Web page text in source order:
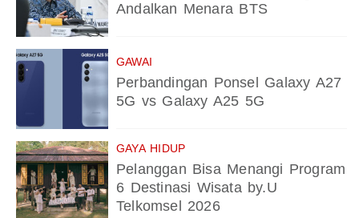
Andalkan Menara BTS
GAWAI
Perbandingan Ponsel Galaxy A27
5G vs Galaxy A25 5G
GAYA HIDUP
Pelanggan Bisa Menangi Program
6 Destinasi Wisata by.U
Telkomsel 2026